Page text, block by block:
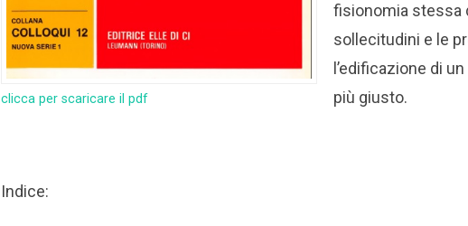
clicca per scaricare il pdf
fisionomia stessa
sollecitudini e le
l’edificazione di
più giusto.
Indice: